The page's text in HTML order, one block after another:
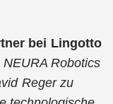
bei Lingotto
NEURA Robotics
Reger zu